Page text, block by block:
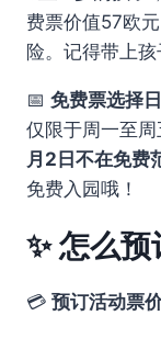
费票价值57欧
险。记得带上孩
📅 免费票选择
仅限于周一至周
月2日不在免费
免费入园哦！
✨ 怎么
💳 预订活动票